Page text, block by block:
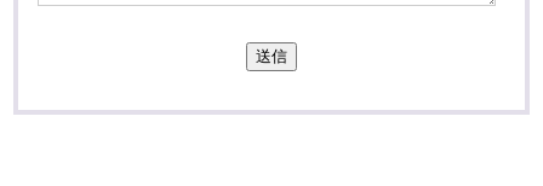
送信